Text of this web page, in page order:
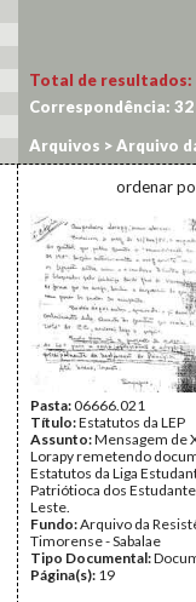
Total de resultados:
Correspondência: 32
Arquivos >Arquivo
ordenar
Pasta:06666.021
Título:Estatutos da LEP
Assunto:Mensagem de
Lorapy remetendo
Estatutos da Liga
Patriótioca dos
Leste.
Fundo:Arquivo da
Timorense - Sabalae
Tipo Documental:
Página(s): 19